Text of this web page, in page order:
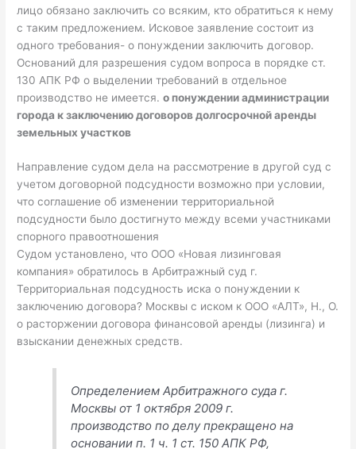
лицо обязано заключить со всяким, кто обратиться к нему
с таким предложением. Исковое заявление состоит из
одного требования- о понуждении заключить договор.
Оснований для разрешения судом вопроса в порядке ст.
130 АПК РФ о выделении требований в отдельное
производство не имеется.о понуждении администрации
города к заключению договоров долгосрочной аренды
земельных участков
Направление судом дела на рассмотрение в другой суд с
учетом договорной подсудности возможно при условии,
что соглашение об изменении территориальной
подсудности было достигнуто между всеми участниками
спорного правоотношения
Судом установлено, что ООО «Новая лизинговая
компания» обратилось в Арбитражный суд г.
Территориальная подсудность иска о понуждении к
заключению договора? Москвы с иском к ООО «АЛТ», Н., О.
о расторжении договора финансовой аренды (лизинга) и
взыскании денежных средств.
Определением Арбитражного суда г.
Москвы от 1 октября 2009 г.
производство по делу прекращено на
основании п. 1 ч. 1 ст. 150 АПК РФ,